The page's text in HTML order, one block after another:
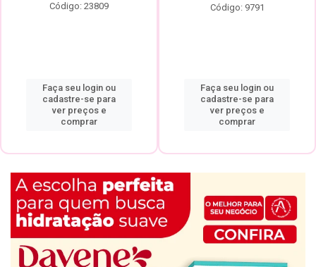
Código: 23809
Faça seu login ou
cadastre-se para
ver preços e
comprar
Código: 9791
Faça seu login ou
cadastre-se para
ver preços e
comprar